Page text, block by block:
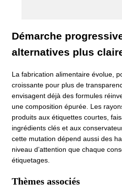
Démarche
alternatives plus
La fabrication alimentaire évolue,
croissante pour plus de
envisagent déjà des formules
une composition épurée. Les
produits aux étiquettes courtes,
ingrédients clés et aux
cette mutation dépend aussi des
niveau d’attention que chaque
étiquetages.
Thèmes associés